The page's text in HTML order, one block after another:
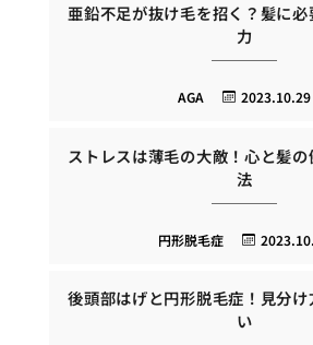
亜鉛不足が抜け毛を招く？髪に
力
2023.10.29
AGA
ストレスは薄毛の大敵！心と髪
法
円形脱毛症
後頭部はげと円形脱毛症！見分
い